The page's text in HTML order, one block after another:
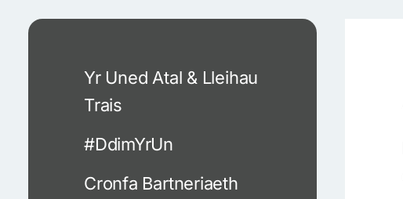
Yr Uned Atal & Lleihau
Trais
#DdimYrUn
Cronfa Bartneriaeth